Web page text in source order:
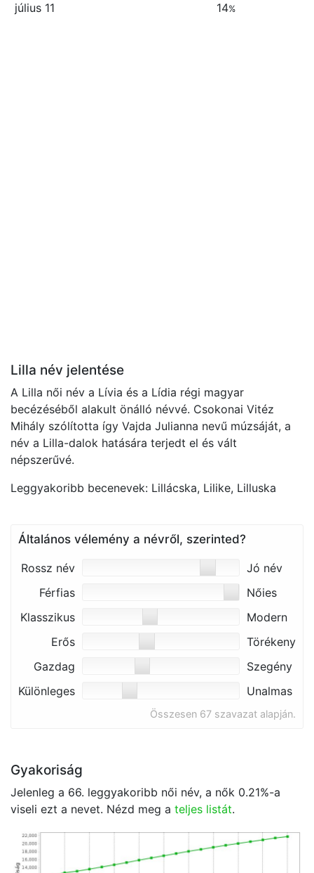
július 11 14%
Lilla név jelentése
A Lilla női név a Lívia és a Lídia régi magyar
becézéséből alakult önálló névvé. Csokonai Vitéz
Mihály szólította így Vajda Julianna nevű múzsáját, a
név a Lilla-dalok hatására terjedt el és vált
népszerűvé.
Leggyakoribb becenevek: Lillácska, Lilike, Lilluska
Általános vélemény a névről, szerinted?
Rossz név
Jó név
Férfias
Nőies
Klasszikus
Modern
Erős
Törékeny
Gazdag
Szegény
Különleges
Unalmas
Összesen 67 szavazat alapján.
Gyakoriság
Jelenleg a 66. leggyakoribb női név, a nők 0.21%-a
viseli ezt a nevet. Nézd meg a teljes listát.